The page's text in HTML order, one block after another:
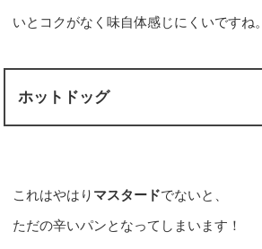
いとコクがなく味自体感じにくいですね。
ホットドッグ
これはやはり マスタードでないと、
ただの辛いパンとなってしまいます！